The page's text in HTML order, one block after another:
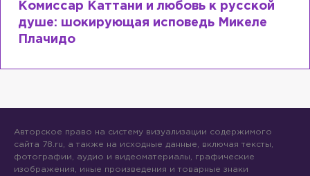
Комиссар Каттани и любовь к русской
душе: шокирующая исповедь Микеле
Плачидо
Авторское право на систему визуализации содержимого
сайта 78.ru, а также на исходные данные, включая тексты,
фотографии, аудио и видеоматериалы, графические
изображения, иные произведения и товарные знаки